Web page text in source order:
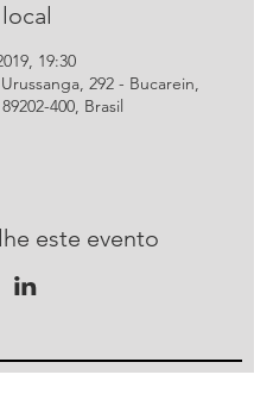
19:30
292 - Bucarein,
400, Brasil
este evento